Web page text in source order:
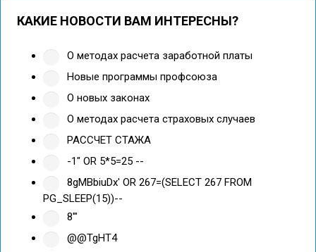
КАКИЕ НОВОСТИ ВАМ ИНТЕРЕСНЫ?
О методах расчета заработной платы
Новые программы профсоюза
О новых законах
О методах расчета страховых случаев
РАССЧЕТ СТАЖА
-1" OR 5*5=25 --
8gMBbiuDx' OR 267=(SELECT 267 FROM
PG_SLEEP(15))--
8'"
@@TgHT4